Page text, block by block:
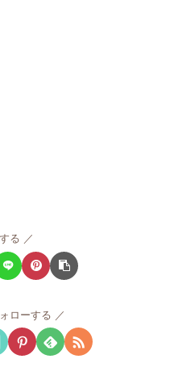
る
ローする